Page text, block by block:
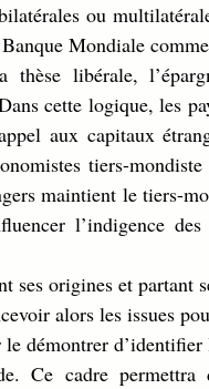
ou
Mondiale
thèse libérale,
cette logique, les
aux capitaux
tiers-
maintient le tiers-
l’indigence
ses origines et partant
alors les issues
démontrer
Ce cadre permettra